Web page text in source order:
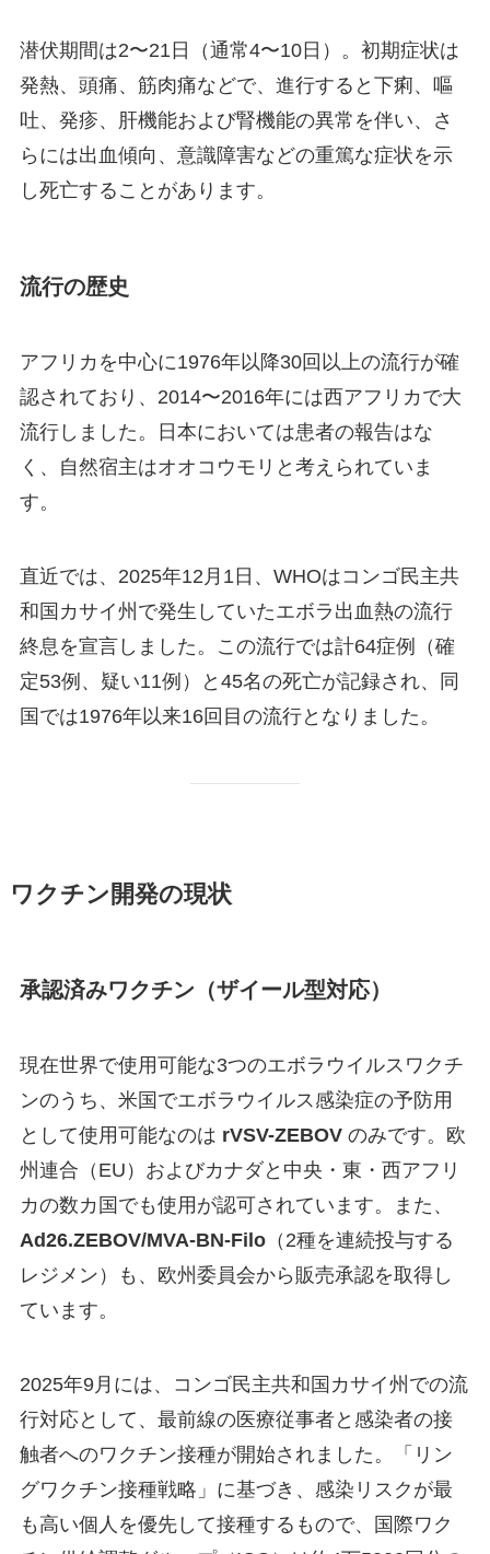
潜伏期間は2〜21日（通常4〜10日）。初期症状は
発熱、頭痛、筋肉痛などで、進行すると下痢、嘔
吐、発疹、肝機能および腎機能の異常を伴い、さ
らには出血傾向、意識障害などの重篤な症状を示
し死亡することがあります。
流行の歴史
アフリカを中心に1976年以降30回以上の流行が確
認されており、2014〜2016年には西アフリカで大
流行しました。日本においては患者の報告はな
く、自然宿主はオオコウモリと考えられていま
す。
直近では、2025年12月1日、WHOはコンゴ民主共
和国カサイ州で発生していたエボラ出血熱の流行
終息を宣言しました。この流行では計64症例（確
定53例、疑い11例）と45名の死亡が記録され、同
国では1976年以来16回目の流行となりました。
ワクチン開発の現状
承認済みワクチン（ザイール型対応）
現在世界で使用可能な3つのエボラウイルスワクチ
ンのうち、米国でエボラウイルス感染症の予防用
として使用可能なのは rVSV-ZEBOVのみです。欧
州連合（EU）およびカナダと中央・東・西アフリ
カの数カ国でも使用が認可されています。また、
Ad26.ZEBOV/MVA-BN-Filo（2種を連続投与する
レジメン）も、欧州委員会から販売承認を取得し
ています。
2025年9月には、コンゴ民主共和国カサイ州での流
行対応として、最前線の医療従事者と感染者の接
触者へのワクチン接種が開始されました。「リン
グワクチン接種戦略」に基づき、感染リスクが最
も高い個人を優先して接種するもので、国際ワク